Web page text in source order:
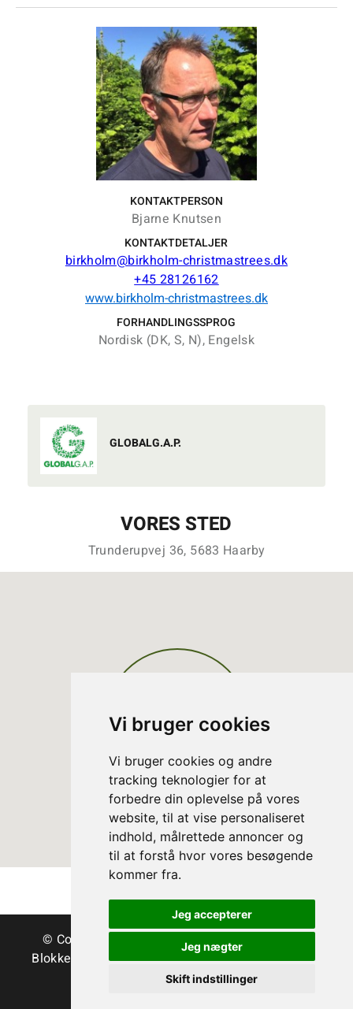
Vi bruger cookies
Vi bruger cookies og andre
tracking teknologier for at
forbedre din oplevelse på vores
website, til at vise personaliseret
indhold, målrettede annoncer og
til at forstå hvor vores besøgende
kommer fra.
Jeg accepterer
Jeg nægter
Skift indstillinger
KONTAKTPERSON
Bjarne Knutsen
KONTAKTDETALJER
birkholm@birkholm-christmastrees.dk
+45 28126162
www.birkholm-christmastrees.dk
FORHANDLINGSSPROG
Nordisk (DK, S, N), Engelsk
GLOBALG.A.P.
VORES STED
Trunderupvej 36, 5683 Haarby
© Copyright Danske Juletræer - Træer & grønt
Blokken 15 | DK-3460 Birkerød | Tlf.:45 35 24 12|
info@christmastree.dk